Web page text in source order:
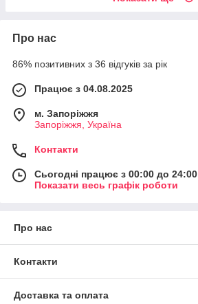
Про нас
86% позитивних з 36 відгуків за рік
Працює з 04.08.2025
м. Запоріжжя
Запоріжжя, Україна
Контакти
Сьогодні працює з 00:00 до 24:00
Показати весь графік роботи
Про нас
Контакти
Доставка та оплата